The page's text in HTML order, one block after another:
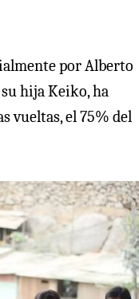
por Alberto
hija Keiko, ha
vueltas, el 75% del